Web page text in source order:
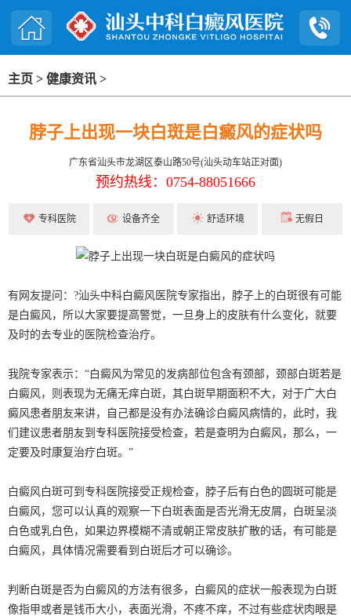
主页 > 健康资讯 >
脖子上出现一块白斑是白癜风的症状吗
广东省汕头市龙湖区泰山路50号(汕头动车站正对面)
预约热线：0754-88051666
专科医院 设备齐全 舒适环境 无假日
有网友提问：?汕头中科白癜风医院专家指出，脖子上的白斑很有可能
是白癜风，所以大家要提高警觉，一旦身上的皮肤有什么变化，就要
及时的去专业的医院检查治疗。
我院专家表示：“白癜风为常见的发病部位包含有颈部，颈部白斑若是
白癜风，则表现为无痛无痒白斑，其白斑早期面积不大，对于广大白
癜风患者朋友来讲，自己都是没有办法确诊白癜风病情的，此时，我
们建议患者朋友到专科医院接受检查，若是查明为白癜风，那么，一
定要及时康复治疗白斑。”
白癜风白斑可到专科医院接受正规检查，脖子后有白色的圆斑可能是
白癜风，您可以认真的观察一下白斑表面是否光滑无皮屑，白斑呈淡
白色或乳白色，如果边界模糊不清或朝正常皮肤扩散的话，有可能是
白癜风，具体情况需要看到白斑后才可以确诊。
判断白斑是否为白癜风的方法有很多，白癜风的症状一般表现为白斑
像指甲或者是钱币大小，表面光滑，不疼不痒，不过有些症状肉眼是